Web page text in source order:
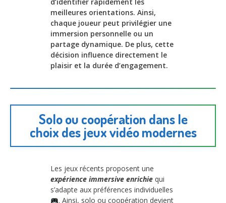
d’identifier rapidement les
meilleures orientations. Ainsi,
chaque joueur peut privilégier une
immersion personnelle ou un
partage dynamique. De plus, cette
décision influence directement le
plaisir et la durée d’engagement.
Solo ou coopération dans le
choix des jeux vidéo modernes
Les jeux récents proposent une
expérience immersive enrichie qui
s’adapte aux préférences individuelles
. Ainsi, solo ou coopération devient